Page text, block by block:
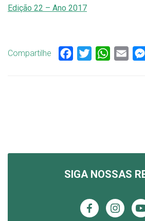
Edição 22 – Ano 2017
Compartilhe Facebook
TwitterWhatsApp
Email
SIGA NOSSAS